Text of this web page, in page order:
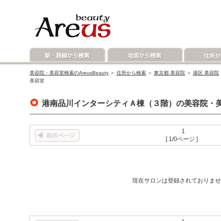
美容院・美容室検索のAreusBeauty ＞ 住所から検索 ＞ 東京都 美容院 ＞ 港区 美容院
美容室
港南品川インターシティＡ棟（３階）の美容院・
1
[ 1/0ページ ]
現在サロンは登録されておりま